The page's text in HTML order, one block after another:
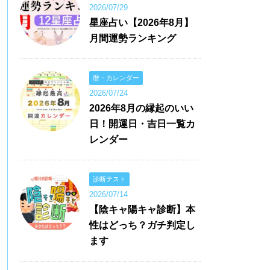
2026/07/29
星座占い【2026年8月】
月間運勢ランキング
暦・カレンダー
2026/07/24
2026年8月の縁起のいい
日！開運日・吉日一覧カ
レンダー
診断テスト
2026/07/14
【陰キャ陽キャ診断】本
性はどっち？ガチ判定し
ます